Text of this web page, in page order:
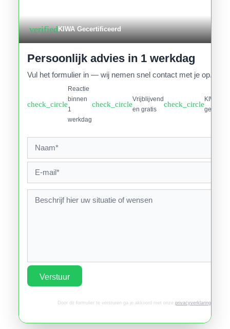
verifiedKIWA Gecertificeerd
Persoonlijk advies in 1 werkdag
Vul het formulier in — wij nemen snel contact met je op.
check_circle
Reactie
binnen
1
werkdag
check_circle
Vrijblijvend
en gratis
check_circle
KIWA
Verstuur
Door dit formulier te versturen ga je akkoord met onze privacyverklaring.